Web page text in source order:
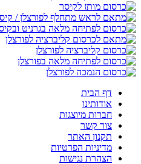
דף הבית
אודותינו
חברות מיוצגות
צור קשר
תקנון האתר
מדיניות הפרטיות
הצהרת נגישות